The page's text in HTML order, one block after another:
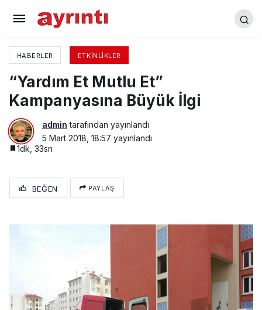
HABERLER ETKINLIKLER
“Yardım Et Mutlu Et”
Kampanyasına Büyük İlgi
admin tarafından yayınlandı
5 Mart 2018, 18:57 yayınlandı
1dk, 33sn
BEĞEN PAYLAŞ
İstiklal Marşı Okuma Yarışması Düzenlendi